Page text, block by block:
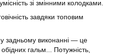
зі змінними колодками.
завдяки топовим
задньому виконанні — це
гальм... Потужність,